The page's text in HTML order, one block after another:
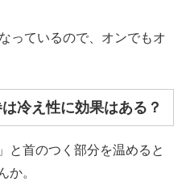
っているので、オンでもオ
冷え性に効果はある？
と首のつく部分を温めると
か。